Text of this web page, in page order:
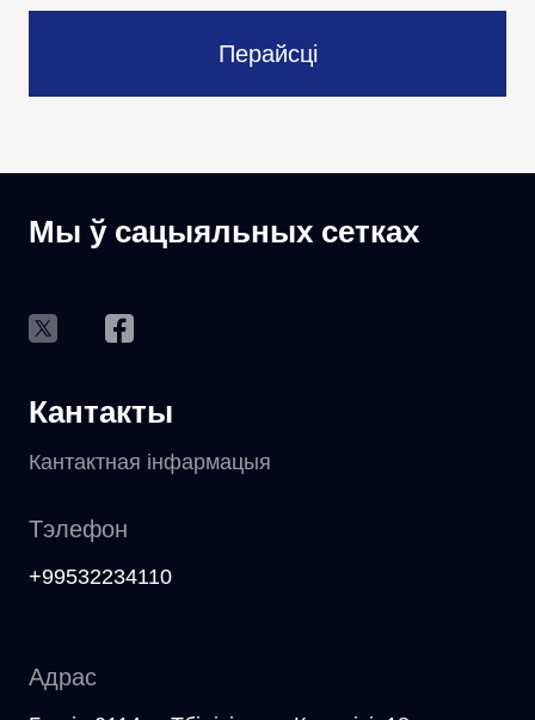
Перайсці
Мы ў сацыяльных сетках
Кантакты
Кантактная інфармацыя
Тэлефон
+99532234110
Адрас